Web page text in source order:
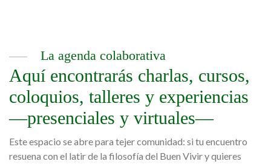
La agenda colaborativa
Aquí encontrarás charlas, cursos,
coloquios, talleres y experiencias
—presenciales y virtuales—
Este espacio se abre para tejer comunidad: si tu encuentro
resuena con el latir de la filosofía del Buen Vivir y quieres